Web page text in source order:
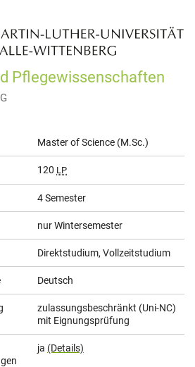
Pflegewissenschaften
Master of Science (M.Sc.)
120 LP
4 Semester
nur Wintersemester
Direktstudium, Vollzeitstudium
Deutsch
zulassungsbeschränkt (Uni-NC)
mit Eignungsprüfung
ja (Details)